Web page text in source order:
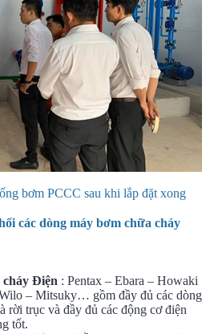
bơm PCCC sau khi lắp đặt xong
các dòng máy bơm chữa cháy
cháy Điện : Pentax – Ebara – Howaki
– Mitsuky… gồm đầy đủ các dòng
rời trục và đầy đủ các động cơ điện
tốt.